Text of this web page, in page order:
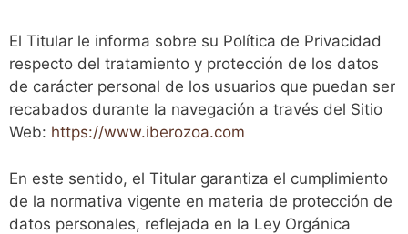
El Titular le informa sobre su Política de Privacidad
respecto del tratamiento y protección de los datos
de carácter personal de los usuarios que puedan ser
recabados durante la navegación a través del Sitio
Web: https://www.iberozoa.com
En este sentido, el Titular garantiza el cumplimiento
de la normativa vigente en materia de protección de
datos personales, reflejada en la Ley Orgánica